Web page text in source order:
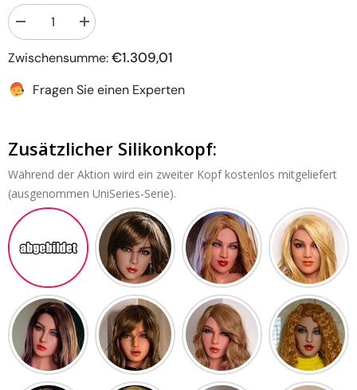
verringern
für
Bambi
161cm
E-
Funwest
Doll
TPE
liebespuppe
Menge
erhöhen
Bambi
161cm
E-
Funwest
Doll
TPE
liebespuppe
Zwischensumme:€1.309,01
Fragen Sie einen Experten
Zusätzlicher Silikonkopf:
Während der Aktion wird ein zweiter Kopf kostenlos mitgeliefert
(ausgenommen UniSeries-Serie).